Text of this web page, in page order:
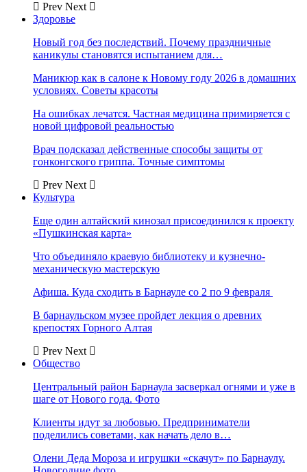
Prev Next
Здоровье
Новый год без последствий. Почему праздничные
каникулы становятся испытанием для…
Маникюр как в салоне к Новому году 2026 в домашних
условиях. Советы красоты
На ошибках лечатся. Частная медицина примиряется с
новой цифровой реальностью
Врач подсказал действенные способы защиты от
гонконгского гриппа. Точные симптомы
Prev Next
Культура
Еще один алтайский кинозал присоединился к проекту
«Пушкинская карта»
Что объединяло краевую библиотеку и кузнечно-
механическую мастерскую
Афиша. Куда сходить в Барнауле со 2 по 9 февраля
В барнаульском музее пройдет лекция о древних
крепостях Горного Алтая
Prev Next
Общество
Центральный район Барнаула засверкал огнями и уже в
шаге от Нового года. Фото
Клиенты идут за любовью. Предприниматели
поделились советами, как начать дело в…
Олени Деда Мороза и игрушки «скачут» по Барнаулу.